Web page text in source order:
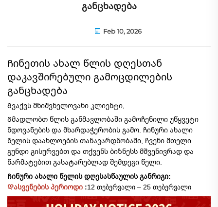
განცხადება
Feb 10, 2026
Ჩინეთის ახალ წლის დღესთან
დაკავშირებული გამოცდილების
განცხადება
Გვაქვს მნიშვნელოვანი კლიენტი,
Გმადლობთ წლის განმავლობაში გამოჩენილი უწყვეტი
ნდოვანების და მხარდაჭერობის გამო. ჩინური ახალი
წელის დაახლოების თანავარდნობაში, ჩვენი მთელი
გუნდი გისურვებთ და თქვენს ბიზნესს მშვენივრად და
წარმატებით გასატარებლად შემდეგი წელი.
Ჩინური ახალი წელის დღესასწაულის განრიგი:
Დასვენების პერიოდი :12 თებერვალი – 25 თებერვალი